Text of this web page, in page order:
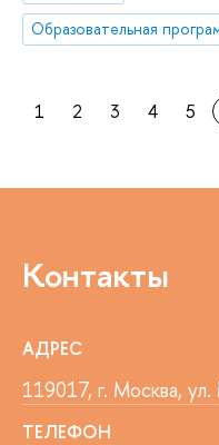
1 2 3 4 5
Контакты
АДРЕС
119017, г. Москва,
ТЕЛЕФОН